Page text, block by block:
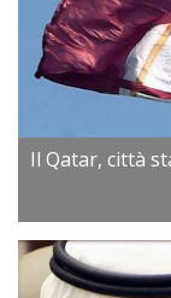
Il Qatar, città